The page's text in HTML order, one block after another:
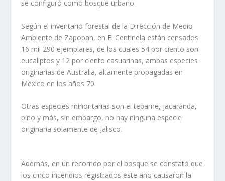
se configuró como bosque urbano.
Según el inventario forestal de la Dirección de Medio
Ambiente de Zapopan, en El Centinela están censados
16 mil 290 ejemplares, de los cuales 54 por ciento son
eucaliptos y 12 por ciento casuarinas, ambas especies
originarias de Australia, altamente propagadas en
México en los años 70.
Otras especies minoritarias son el tepame, jacaranda,
pino y más, sin embargo, no hay ninguna especie
originaria solamente de Jalisco.
Además, en un recorrido por el bosque se constató que
los cinco incendios registrados este año causaron la